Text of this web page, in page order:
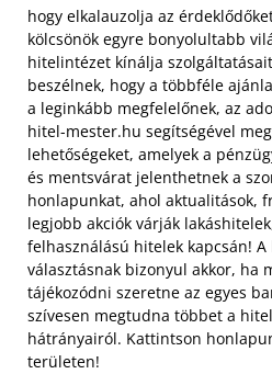
hogy elkalauzolja az
kölcsönök egyre bonyolultabb
hitelintézet kínálja
beszélnek, hogy a többféle
a leginkább megfelelőnek, az
hitel-mester.hu segítségével
lehetőségeket, amelyek a
és mentsvárat jelenthetnek a
honlapunkat, ahol aktualitások,
legjobb akciók várják
felhasználású hitelek kapcsán!
választásnak bizonyul akkor, ha
tájékozódni szeretne az egyes
szívesen megtudna többet a
hátrányairól. Kattintson
területen!